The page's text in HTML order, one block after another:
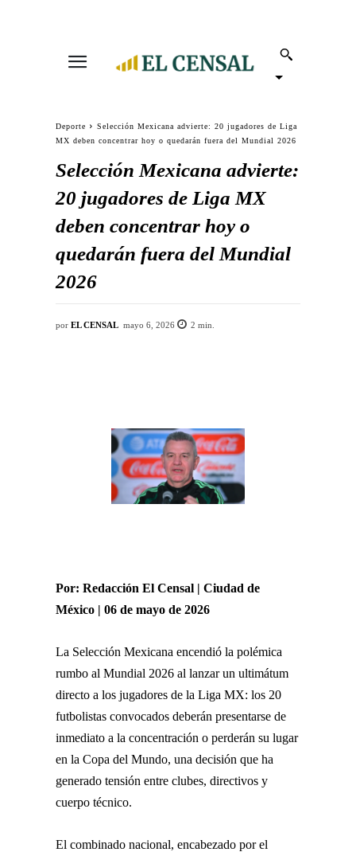
Deporte
Selección Mexicana advierte: 20 jugadores de Liga
MX deben concentrar hoy o quedarán fuera del Mundial 2026
Selección Mexicana advierte:
20 jugadores de Liga MX
deben concentrar hoy o
quedarán fuera del Mundial
2026
por EL CENSAL mayo 6, 2026 2 min.
Por: Redacción El Censal | Ciudad de
México | 06 de mayo de 2026
La Selección Mexicana encendió la polémica
rumbo al Mundial 2026 al lanzar un ultimátum
directo a los jugadores de la Liga MX: los 20
futbolistas convocados deberán presentarse de
inmediato a la concentración o perderán su lugar
en la Copa del Mundo, una decisión que ha
generado tensión entre clubes, directivos y
cuerpo técnico.
El combinado nacional, encabezado por el